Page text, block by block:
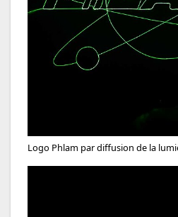
Logo Phlam par diffusion de la